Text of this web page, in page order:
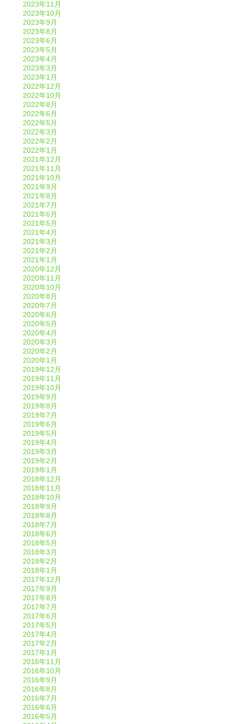
2023年11月
2023年10月
2023年9月
2023年8月
2023年6月
2023年5月
2023年4月
2023年3月
2023年1月
2022年12月
2022年10月
2022年8月
2022年6月
2022年5月
2022年3月
2022年2月
2022年1月
2021年12月
2021年11月
2021年10月
2021年9月
2021年8月
2021年7月
2021年6月
2021年5月
2021年4月
2021年3月
2021年2月
2021年1月
2020年12月
2020年11月
2020年10月
2020年8月
2020年7月
2020年6月
2020年5月
2020年4月
2020年3月
2020年2月
2020年1月
2019年12月
2019年11月
2019年10月
2019年9月
2019年8月
2019年7月
2019年6月
2019年5月
2019年4月
2019年3月
2019年2月
2019年1月
2018年12月
2018年11月
2018年10月
2018年9月
2018年8月
2018年7月
2018年6月
2018年5月
2018年3月
2018年2月
2018年1月
2017年12月
2017年9月
2017年8月
2017年7月
2017年6月
2017年5月
2017年4月
2017年2月
2017年1月
2016年11月
2016年10月
2016年9月
2016年8月
2016年7月
2016年6月
2016年5月